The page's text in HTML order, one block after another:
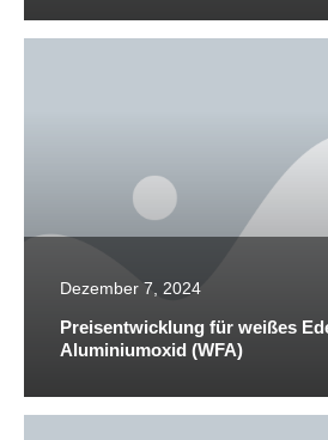
Dezember 7, 2024
Preisentwicklung für weißes
Aluminiumoxid (WFA)